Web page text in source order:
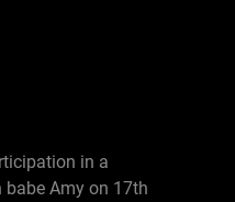
in a
Amy on 17th